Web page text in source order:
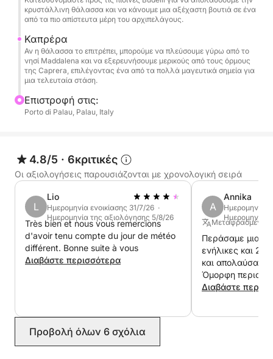
σώμα γνωστό παγκοσμίως για την εκπληκτική
ομορφιά του. Αν και η αποβίβαση δεν επιτρέπεται,
μπορείτε να θαυμάσετε την περίφημη ροζ παραλία
Budelli καθώς περνάτε.
Καθ' όλη τη διάρκεια της ημέρας, θα έχετε άφθονο
χρόνο για να σταματήσετε για κολύμπι, κολύμβηση
με αναπνευστήρα ή απλώς να χαλαρώσετε στον
550 θα σας επιτρέψουν να φτάσετε εύκολα σε
κάθε κρυφή γωνιά, κάνοντας το ταξίδι σας κάτι
περισσότερο από μια απλή περιήγηση, αλλά μια
πραγματικά εξατομικευμένη περιπέτεια για να
ανακαλύψετε μερικές από τις πιο όμορφες
παραλίες της Μεσογείου.
Η βάρκα είναι εξοπλισμένη με όλο τον απαραίτητο
εξοπλισμό ασφαλείας και διαθέτει τέντα. Για ένα
ταξίδι στα ονειρεμένα σημεία της βόρειας
Η βάρκα δεν είναι πολύ μεγάλη και για άνεση,
είναι καλύτερο να κάνετε κράτηση για μέγιστο
κρυστάλλινη θάλασσα και να κάνουμε μια αξέχαστη βουτιά σε ένα
από τα πιο απίστευτα μέρη του αρχιπελάγους.
Καπρέρα
Αν η θάλασσα το επιτρέπει, μπορούμε να πλεύσουμε γύρω από το
νησί Maddalena και να εξερευνήσουμε μερικούς από τους όρμους
της Caprera, επιλέγοντας ένα από τα πολλά μαγευτικά σημεία για
μια τελευταία στάση.
Επιστροφή στις:
Porto di Palau, Palau, Italy
4.8/5 · 6κριτικές
Οι αξιολογήσεις παρουσιάζονται με χρονολογική σειρά
L
Lio
Ημερομηνία ενοικίασης 31/7/26 ·
Ημερομηνία της αξιολόγησης 5/8/26
Très bien et nous vous remercions
d'avoir tenu compte du jour de météo
différent. Bonne suite à vous
Διαβάστε περισσότερα
A
Annika
Ημερομηνία
Ημερομηνία
Μεταφρασμένο
Περάσαμε μια
ενήλικες και 2
και απολαύσαμε
Όμορφη περιοχή
αναπνευστήρα,
Διαβάστε
Προβολή όλων 6 σχόλια